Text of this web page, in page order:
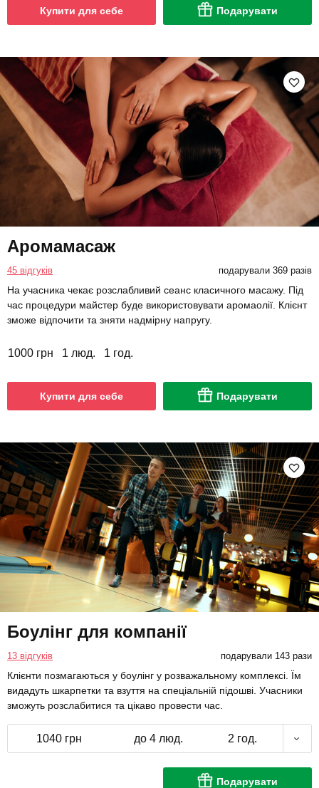
Купити для себе Подарувати
Аромамасаж
45 відгуків подарували 369 разів
На учасника чекає розслабливий сеанс класичного масажу. Під
час процедури майстер буде використовувати аромаолії. Клієнт
зможе відпочити та зняти надмірну напругу.
1000 грн 1 люд. 1 год.
Купити для себе Подарувати
Боулінг для компанії
13 відгуків подарували 143 рази
Клієнти позмагаються у боулінг у розважальному комплексі. Їм
видадуть шкарпетки та взуття на спеціальній підошві. Учасники
зможуть розслабитися та цікаво провести час.
1040 грн до 4 люд. 2 год.
Подарувати